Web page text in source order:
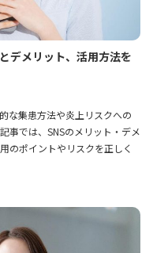
デメリット、活用方法を
な集患方法や炎上リスクへの
事では、SNSのメリット・デメ
のポイントやリスクを正しく